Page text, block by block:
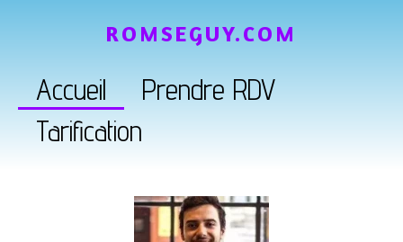
Accueil
Prendre RDV
Tarification
ROMSEGUY.COM